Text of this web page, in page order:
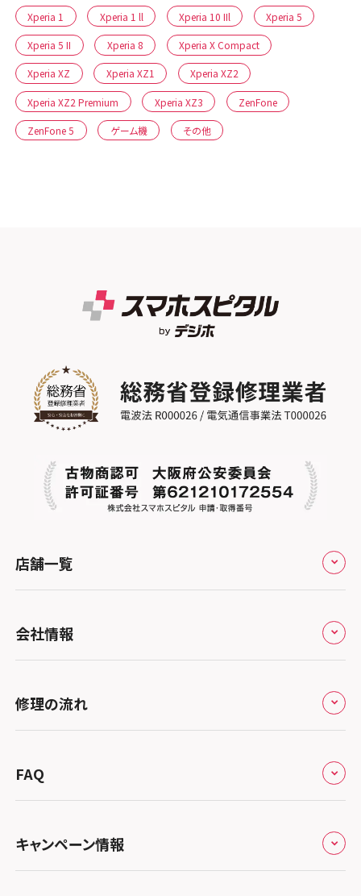
Xperia 1 Xperia 1 ll Xperia 10 IIl Xperia 5
Xperia 5 II Xperia 8 Xperia X Compact
Xperia XZ Xperia XZ1 Xperia XZ2
Xperia XZ2 Premium Xperia XZ3 ZenFone
ZenFone 5 ゲーム機 その他
店舗一覧
北海道・東北
スマホスピタル大丸札幌
関東
スマホスピタル宇都宮
スマホスピタル 高崎
スマホスピタル鴻巣
スマホスピタル テルル三芳
スマホスピタル 熊谷
北陸・甲信越
スマホスピタルアル・プラザ小松
スマホスピタル 北陸総合修理センター
スマホスピタル 長野
東海
スマホスピタル岐阜
スマホスピタル 浜松
スマホスピタル静岡パルコ
関西
スマホスピタル 大阪梅田
スマホスピタル by デジホ 梅田地下（うめちか）
中国・四国
会社情報
会社概要
総務省登録業者
特定商取引法に関する表記
プライバシーポリシー
郵送修理依頼
修理の流れ
郵送修理の流れ
FAQ
キャンペーン情報